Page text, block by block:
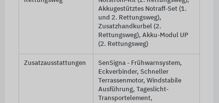
Akkugestütztes Notraff-Set (1.
und 2. Rettungsweg),
Zusatzhandkurbel (2.
Rettungsweg), Akku-Modul UP
(2. Rettungsweg)
Zusatzausstattungen
SenSigna - Frühwarnsystem,
Eckverbinder, Schneller
Terrassenmotor, Windstabile
Ausführung, Tageslicht-
Transportelement,